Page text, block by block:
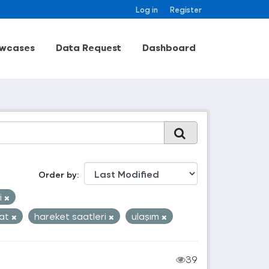
Log in Register
Data Request Dashboard
Order by
hareket saatleri ulaşım
39